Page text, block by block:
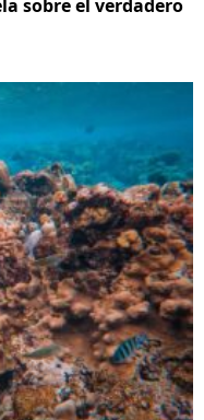
sobre el verdadero